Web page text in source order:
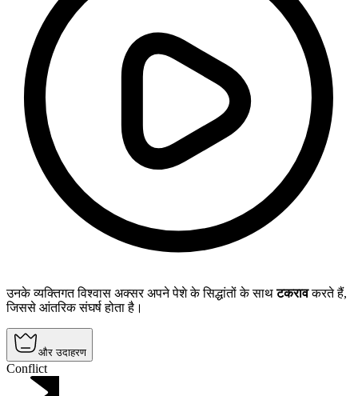
उनके व्यक्तिगत विश्वास अक्सर अपने पेशे के सिद्धांतों के साथटकरावकरते हैं,
जिससे आंतरिक संघर्ष होता है।
और उदाहरण
Conflict